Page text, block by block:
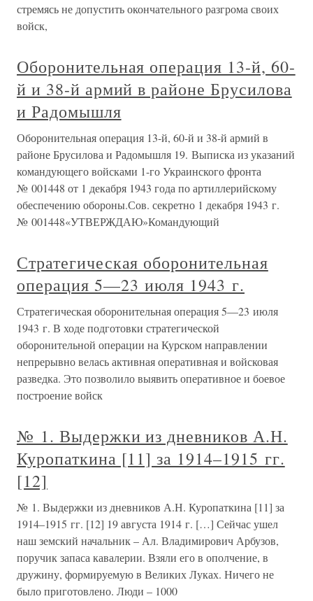
стремясь не допустить окончательного разгрома своих
войск,
Оборонительная операция 13-й, 60-
й и 38-й армий в районе Брусилова
и Радомышля
Оборонительная операция 13-й, 60-й и 38-й армий в
районе Брусилова и Радомышля 19. Выписка из указаний
командующего войсками 1-го Украинского фронта
№ 001448 от 1 декабря 1943 года по артиллерийскому
обеспечению обороны.Сов. секретно 1 декабря 1943 г.
№ 001448«УТВЕРЖДАЮ»Командующий
Стратегическая оборонительная
операция 5—23 июля 1943 г.
Стратегическая оборонительная операция 5—23 июля
1943 г. В ходе подготовки стратегической
оборонительной операции на Курском направлении
непрерывно велась активная оперативная и войсковая
разведка. Это позволило выявить оперативное и боевое
построение войск
№ 1. Выдержки из дневников А.Н.
Куропаткина [11] за 1914–1915 гг.
[12]
№ 1. Выдержки из дневников А.Н. Куропаткина [11] за
1914–1915 гг. [12] 19 августа 1914 г. […] Сейчас ушел
наш земский начальник – Ал. Владимирович Арбузов,
поручик запаса кавалерии. Взяли его в ополчение, в
дружину, формируемую в Великих Луках. Ничего не
было приготовлено. Люди – 1000